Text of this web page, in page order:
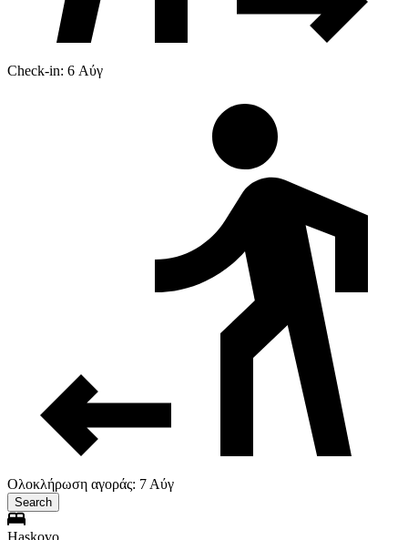
Check-in: 6 Αύγ
Ολοκλήρωση αγοράς: 7 Αύγ
Search